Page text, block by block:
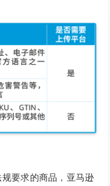
要求的商品，亚马逊